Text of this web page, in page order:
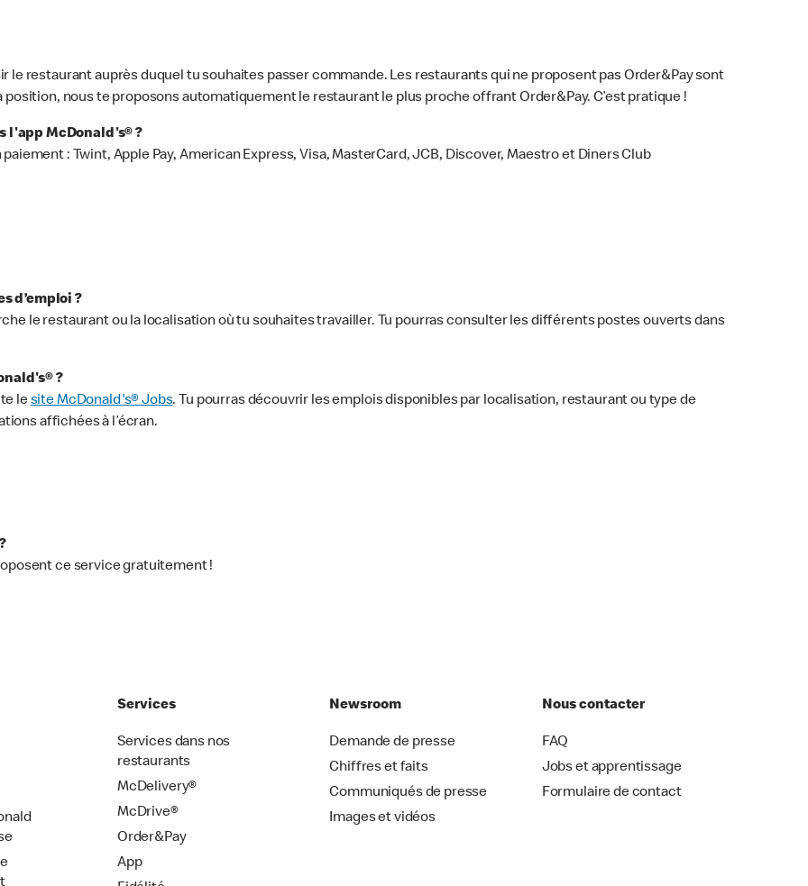
le restaurant auprès duquel tu souhaites passer commande. Les restaurants qui ne proposent pas Order&Pay sont
position, nous te proposons automatiquement le restaurant le plus proche offrant Order&Pay. C’est pratique !
l'app McDonald's® ?
: Twint, Apple Pay, American Express, Visa, MasterCard, JCB, Discover, Maestro et Diners Club
d’emploi ?
le restaurant ou la localisation où tu souhaites travailler. Tu pourras consulter les différents postes ouverts dans
?
lesite McDonald's® Jobs. Tu pourras découvrir les emplois disponibles par localisation, restaurant ou type de
affichées à l’écran.
ce service gratuitement !
Services
Services dans nos
restaurants
McDelivery®
McDrive®
Order&Pay
App
Newsroom
Demande de presse
Chiffres et faits
Communiqués de presse
Images et vidéos
Nous contacter
FAQ
Jobs et apprentissage
Formulaire de contact